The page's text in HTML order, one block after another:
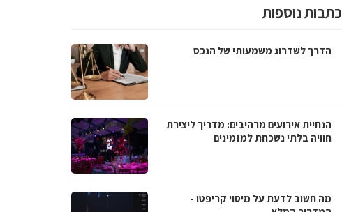
כתבות נוספות
הדרך לשדרוג משמעותי של הנכס
הנחיית אירועים מרהיבים: מדריך ליצירת
חוויה בלתי נשכחת למזמינים
מה חשוב לדעת על מיסוי קריפטו -